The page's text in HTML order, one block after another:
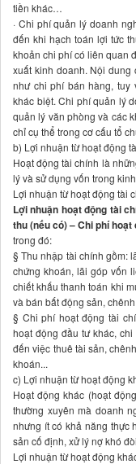
tiền khác…
· Chi phí quản lý doanh
đến khi hạch toán lợi tức
khoản chi phí có liên quan
xuất kinh doanh. Nội
như chi phí bán hàng, tuy
khác biệt. Chi phí quản lý
quản lý văn phòng và các
chỉ cụ thể trong cơ cấu tổ
b) Lợi nhuận từ hoạt động
Hoạt động tài chính là
lý và sử dụng vốn trong
Lợi nhuận từ hoạt động tài
Lợi nhuận hoạt động tài
thu (nếu có) – Chi phí
trong đó:
§ Thu nhập tài chính gồm:
chứng khoán, lãi góp vốn
chiết khấu thanh toán khi
và bán bất động sản,
§ Chi phí hoạt động tài
hoạt động đầu tư khác,
đến việc thuê tài sản,
khoán...
c) Lợi nhuận từ hoạt động
Hoạt động khác (hoạt
thường xuyên mà doanh
nhưng ít có khả năng thực
sản cố định, xử lý nợ khó
Lợi nhuận từ hoạt động